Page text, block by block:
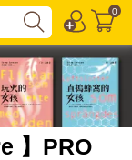
0
】PRO